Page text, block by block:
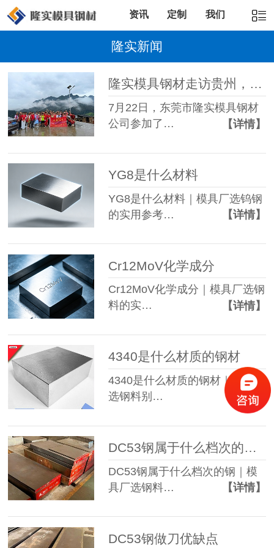
资讯 定制 我们
隆实新闻
隆实模具钢材走访贵州，说不出的感动，
7月22日，东莞市隆实模具钢材
公司参加了…
【详情】
YG8是什么材料
YG8是什么材料｜模具厂选钨钢
的实用参考…
【详情】
Cr12MoV化学成分
Cr12MoV化学成分｜模具厂选钢
料的实…
【详情】
4340是什么材质的钢材
4340是什么材质的钢材｜模具厂
选钢料别…
【详情】
DC53钢属于什么档次的钢材
DC53钢属于什么档次的钢｜模
具厂选钢料…
【详情】
DC53钢做刀优缺点